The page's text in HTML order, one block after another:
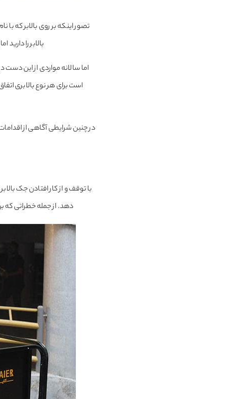
تصور اینکه بر روی بالابر که
بالابر را
اما سالانه مواردی از این دست
است برای هر نوع بالابری
در چنین شرایطی آگاهی از
با توقف و از کار افتادن جک
دهد. از جمله خطراتی که